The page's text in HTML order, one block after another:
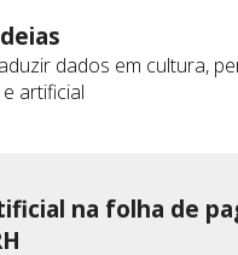
dados em cultura,
artificial
na folha de